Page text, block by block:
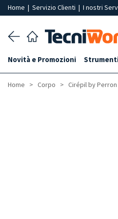
Home | Servizio Clienti | I nostri
Novità e Promozioni
Home Corpo Cirépil by